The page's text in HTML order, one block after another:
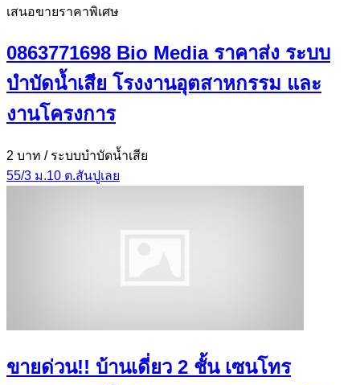
เสนอขายราคาพิเศษ
0863771698 Bio Media ราคาส่ง ระบบ
บำบัดน้ำเสีย โรงงานอุตสาหกรรม และ
งานโครงการ
2 บาท / ระบบบำบัดน้ำเสีย
55/3 ม.10 ต.สันปูเลย
ขายด่วน!! บ้านเดี่ยว 2 ชั้น เซนโทร